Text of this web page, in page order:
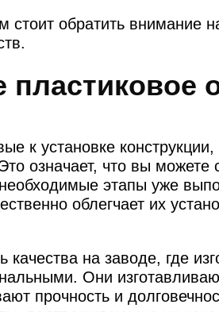
стоит обратить внимание
к установке
означает, что вы можете
необходимые этапы уже
облегчает их
качества на заводе, где
Они
прочность и